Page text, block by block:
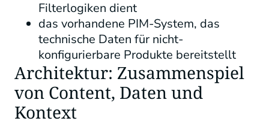
Filterlogiken dient
das vorhandene PIM-System, das
technische Daten für nicht-
konfigurierbare Produkte bereitstellt
Architektur: Zusammenspiel
von Content, Daten und
Kontext